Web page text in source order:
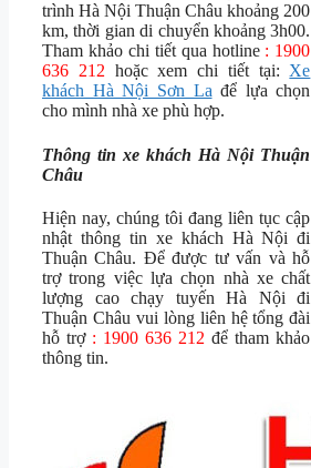
trình Hà Nội Thuận Châu khoảng 200
km, thời gian di chuyển khoảng 3h00.
Tham khảo chi tiết qua hotline : 1900
636 212 hoặc xem chi tiết tại: Xe
khách Hà Nội Sơn La để lựa chọn
cho mình nhà xe phù hợp.
Thông tin xe khách Hà Nội Thuận
Châu
Hiện nay, chúng tôi đang liên tục cập
nhật thông tin xe khách Hà Nội đi
Thuận Châu. Để được tư vấn và hỗ
trợ trong việc lựa chọn nhà xe chất
lượng cao chạy tuyến Hà Nội đi
Thuận Châu vui lòng liên hệ tổng đài
hỗ trợ : 1900 636 212 để tham khảo
thông tin.